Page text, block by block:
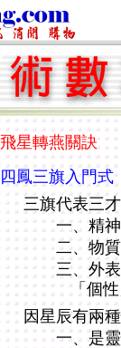
飛星
四鳳三旗入門式
三旗代表三
一、精神
二、物質
三、外表
「個
因星辰有兩種
一、是靈